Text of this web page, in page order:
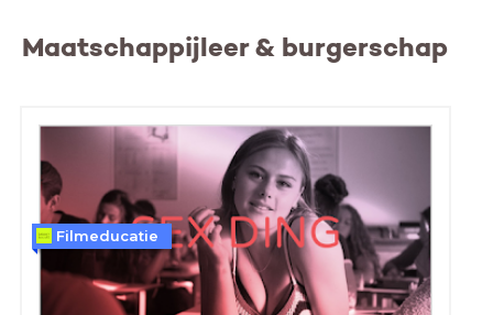
Maatschappijleer & burgerschap
Filmeducatie